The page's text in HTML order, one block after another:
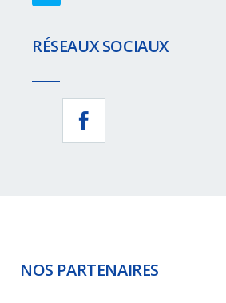
RÉSEAUX SOCIAUX
NOS PARTENAIRES